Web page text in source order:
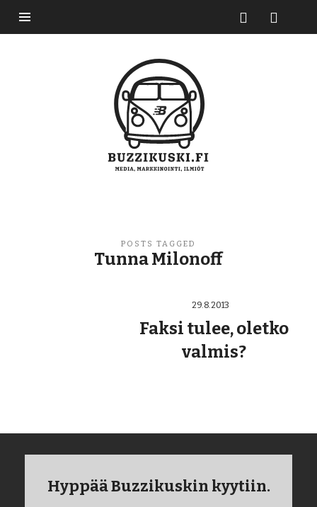
Buzzikuski
POSTS TAGGED
Tunna Milonoff
29.8.2013
Faksi tulee, oletko
valmis?
Hyppää Buzzikuskin kyytiin.